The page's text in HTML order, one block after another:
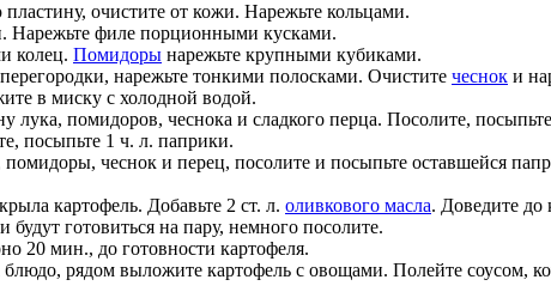
очистите от кожи. Нарежьте кольцами.
Нарежьте филе порционными кусками.
колец. Помидоры нарежьте крупными кубиками.
нарежьте тонкими полосками. Очистите чеснок и
в миску с холодной водой.
помидоров, чеснока и сладкого перца. Посолите, посыпьте
посыпьте 1 ч. л. паприки.
чеснок и перец, посолите и посыпьте оставшейся
картофель. Добавьте 2 ст. л. оливкового масла. Доведите до
готовиться на пару, немного посолите.
20 мин., до готовности картофеля.
рядом выложите картофель с овощами. Полейте соусом,